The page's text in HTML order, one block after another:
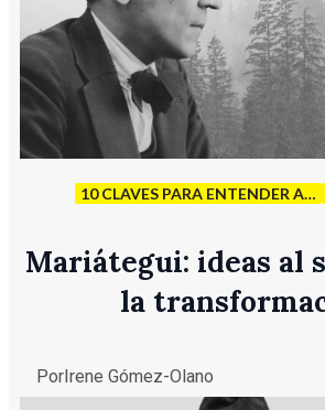
10 CLAVES PARA ENTENDER A…
Mariátegui: ideas al
la
PorIrene Gómez-Olano